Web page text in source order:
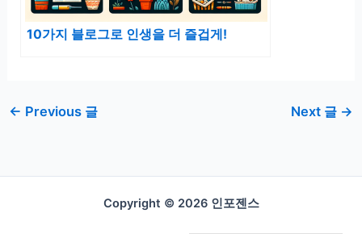
10가지 블로그로 인생을 더 즐겁게!
← Previous 글 Next 글 →
Copyright © 2026 인포젠스